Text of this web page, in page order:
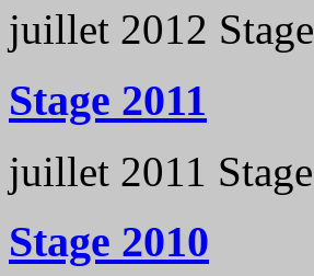
juillet 2012 Stage
Stage 2011
juillet 2011 Stage
Stage 2010